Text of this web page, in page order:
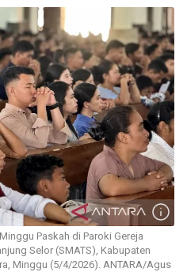
Paskah di Paroki Gereja
Selor (SMATS), Kabupaten
Minggu (5/4/2026). ANTARA/Agus